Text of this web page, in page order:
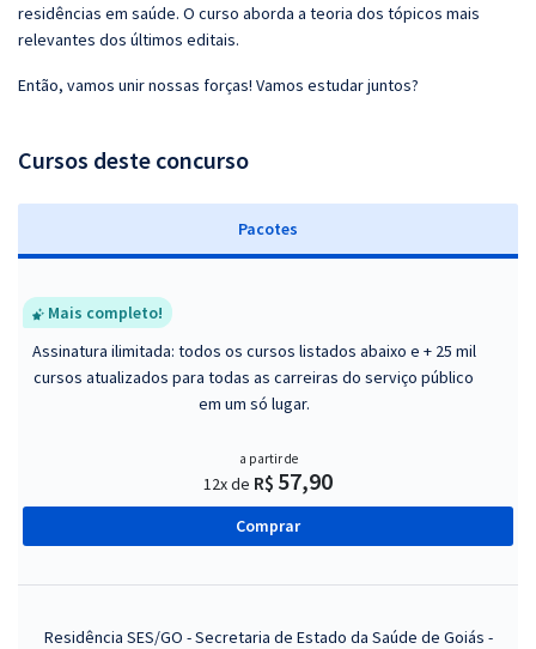
residências em saúde. O curso aborda a teoria dos tópicos mais
relevantes dos últimos editais.
Então, vamos unir nossas forças! Vamos estudar juntos?
Cursos deste concurso
Pacotes
Mais completo!
Assinatura ilimitada: todos os cursos listados abaixo e + 25 mil
cursos atualizados para todas as carreiras do serviço público
em um só lugar.
a partir de
12x de R$ 57,90
Comprar
Residência SES/GO - Secretaria de Estado da Saúde de Goiás -